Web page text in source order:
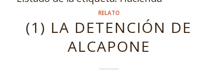
RELATO
(1) LA DETENCIÓN DE
ALCAPONE